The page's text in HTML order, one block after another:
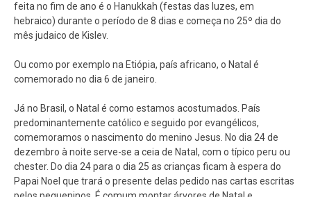
feita no fim de ano é o Hanukkah (festas das luzes, em
hebraico) durante o período de 8 dias e começa no 25º dia do
mês judaico de Kislev.
Ou como por exemplo na Etiópia, país africano, o Natal é
comemorado no dia 6 de janeiro.
Já no Brasil, o Natal é como estamos acostumados. País
predominantemente católico e seguido por evangélicos,
comemoramos o nascimento do menino Jesus. No dia 24 de
dezembro à noite serve-se a ceia de Natal, com o típico peru ou
chester. Do dia 24 para o dia 25 as crianças ficam à espera do
Papai Noel que trará o presente delas pedido nas cartas escritas